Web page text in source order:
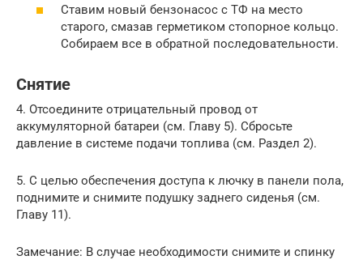
Ставим новый бензонасос с ТФ на место
старого, смазав герметиком стопорное кольцо.
Собираем все в обратной последовательности.
Снятие
4. Отсоедините отрицательный провод от
аккумуляторной батареи (см. Главу 5). Сбросьте
давление в системе подачи топлива (см. Раздел 2).
5. С целью обеспечения доступа к лючку в панели пола,
поднимите и снимите подушку заднего сиденья (см.
Главу 11).
Замечание: В случае необходимости снимите и спинку